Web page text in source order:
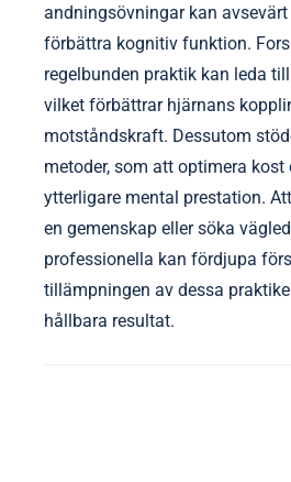
andningsövningar kan
förbättra kognitiv funktion.
regelbunden praktik kan leda
vilket förbättrar hjärnans
motståndskraft. Dessutom
metoder, som att optimera kost
ytterligare mental prestation.
en gemenskap eller söka
professionella kan fördjupa
tillämpningen av dessa
hållbara resultat.